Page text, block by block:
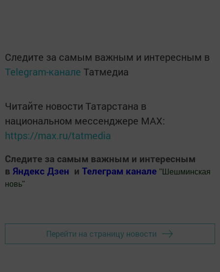
Следите за самым важным и интересным в
Telegram-канале Татмедиа
Читайте новости Татарстана в
национальном мессенджере MАХ:
https://max.ru/tatmedia
Следите за самым важным и интересным
в Яндекс Дзен и Телеграм канале " Шешминская
новь"
Перейти на страницу новости